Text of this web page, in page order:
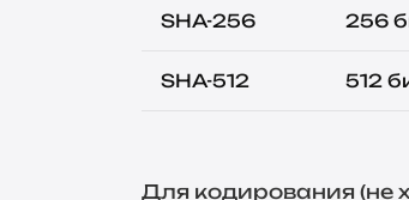
SHA-256 256
SHA-512 512
Для кодирования (не